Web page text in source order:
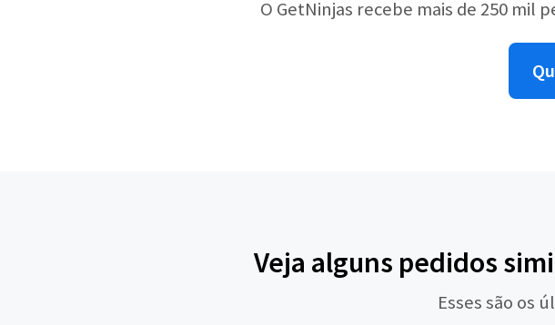
O GetNinjas recebe mais de 250 mil
Veja alguns pedidos
Esses são os